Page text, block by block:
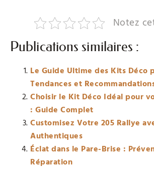
Notez
Publications similaires :
Le Guide Ultime des Kits Déco
Tendances et
Choisir le Kit Déco Idéal pour
: Guide Complet
Customisez Votre 205 Rallye
Authentiques
Éclat dans le Pare-Brise :
Réparation